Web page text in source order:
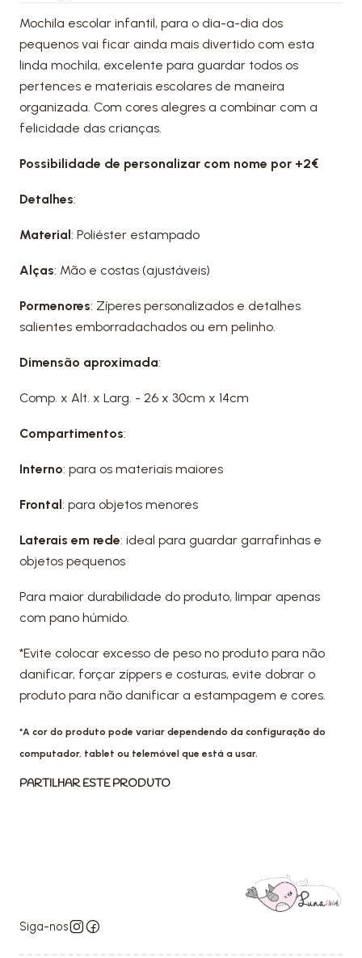
Mochila escolar infantil, para o dia-a-dia dos
pequenos vai ficar ainda mais divertido com esta
linda mochila, excelente para guardar todos os
pertences e materiais escolares de maneira
organizada. Com cores alegres a combinar com a
felicidade das crianças.
Possibilidade de personalizar com nome por +2€
Detalhes:
Material: Poliéster estampado
Alças: Mão e costas (ajustáveis)
Pormenores: Zíperes personalizados e detalhes
salientes emborradachados ou em pelinho.
Dimensão aproximada:
Comp. x Alt. x Larg. - 26 x 30cm x 14cm
Compartimentos:
Interno: para os materiais maiores
Frontal: para objetos menores
Laterais em rede: ideal para guardar garrafinhas e
objetos pequenos
Para maior durabilidade do produto, limpar apenas
com pano húmido.
*Evite colocar excesso de peso no produto para não
danificar, forçar zíppers e costuras, evite dobrar o
produto para não danificar a estampagem e cores.
*A cor do produto pode variar dependendo da configuração do
computador, tablet ou telemóvel que está a usar.
PARTILHAR ESTE PRODUTO
Siga-nos